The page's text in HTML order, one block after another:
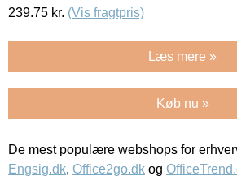
239.75 kr. (Vis fragtpris)
Læs mere »
Køb nu »
De mest populære webshops for
Engsig.dk, Office2go.dk og